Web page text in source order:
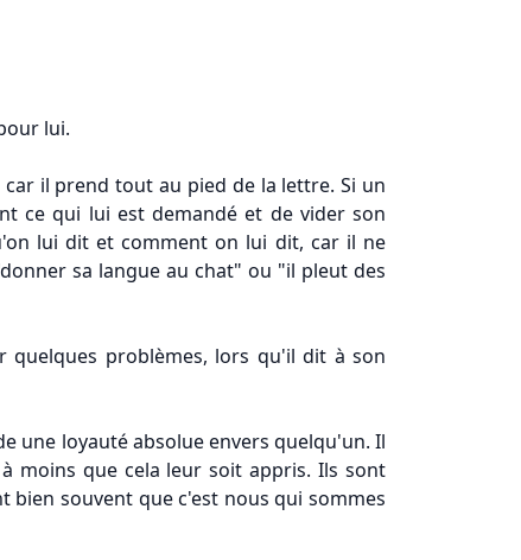
lui.
il prend tout au pied de la lettre. Si un
ce qui lui est demandé et de vider son
lui dit et comment on lui dit, car il ne
sa langue au chat" ou "il pleut des
quelques problèmes, lors qu'il dit à son
une loyauté absolue envers quelqu'un. Il
moins que cela leur soit appris. Ils sont
bien souvent que c'est nous qui sommes